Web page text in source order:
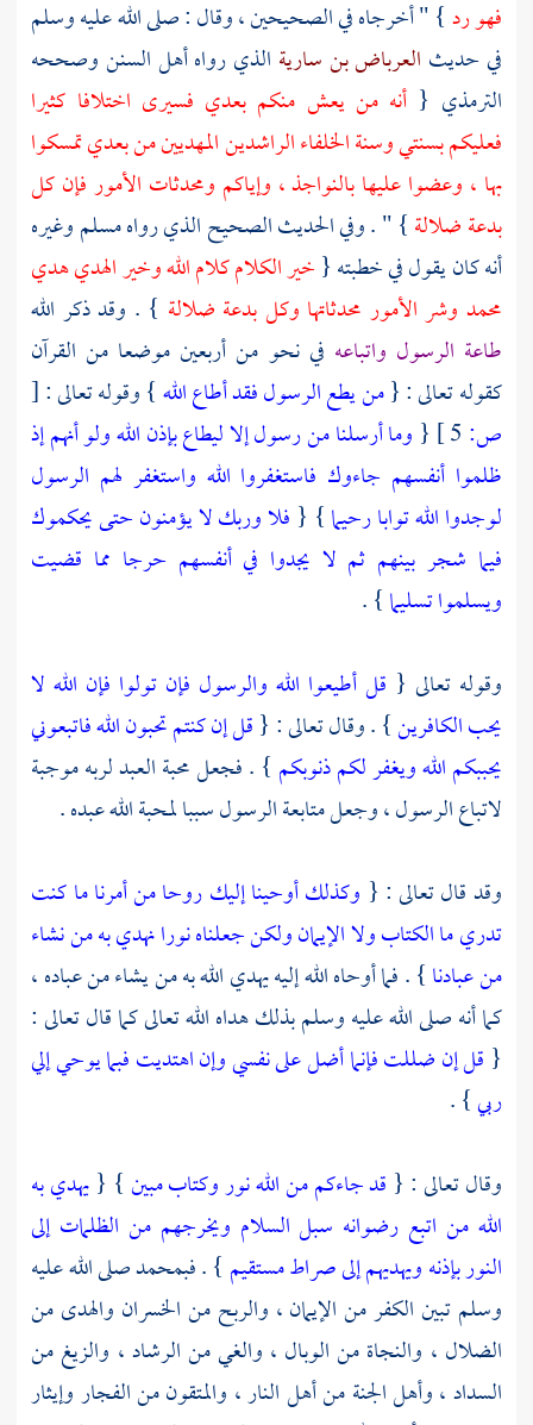
فهو رد} " أخرجاه في الصحيحين ، وقال : صلى الله عليه وسلم
في حديث العرباض بن سارية الذي رواه أهل السنن وصححه
الترمذي { أنه من يعش منكم بعدي فسيرى اختلافا كثيرا
فعليكم بسنتي وسنة الخلفاء الراشدين المهديين من بعدي تمسكوا
بها ، وعضوا عليها بالنواجذ ، وإياكم ومحدثات الأمور فإن كل
بدعة ضلالة} " . وفي الحديث الصحيح الذي رواهمسلموغيره
أنه كان يقول في خطبته {خير الكلام كلام الله وخير الهدي هدي
محمد وشر الأمور محدثاتها وكل بدعة ضلالة } . وقد ذكر الله
طاعة الرسول واتباعه في نحو من أربعين موضعا من القرآن
كقوله تعالى : {من يطع الرسول فقد أطاع الله} وقوله تعالى :[
ص:
{ وما أرسلنا من رسول إلا ليطاع بإذن الله ولو أنهم إذ
ظلموا أنفسهم جاءوك فاستغفروا الله واستغفر لهم الرسول
لوجدوا الله توابا رحيما} { فلا وربك لا يؤمنون حتى يحكموك
فيما شجر بينهم ثم لا يجدوا في أنفسهم حرجا مما قضيت
ويسلموا تسليما} .
وقوله تعالى { قل أطيعوا الله والرسول فإن تولوا فإن الله لا
يحب الكافرين} . وقال تعالى : {قل إن كنتم تحبون الله فاتبعوني
يحببكم الله ويغفر لكم ذنوبكم } . فجعل محبة العبد لربه موجبة
لاتباع الرسول ، وجعل متابعة الرسول سببا لمحبة الله عبده .
وقد قال تعالى : { وكذلك أوحينا إليك روحا من أمرنا ما كنت
تدري ما الكتاب ولا الإيمان ولكن جعلناه نورا نهدي به من نشاء
من عبادنا} . فما أوحاه الله إليه يهدي الله به من يشاء من عباده ،
كما أنه صلى الله عليه وسلم بذلك هداه الله تعالى كما قال تعالى :
{ قل إن ضللت فإنما أضل على نفسي وإن اهتديت فبما يوحي إلي
ربي} .
وقال تعالى : { قد جاءكم من الله نور وكتاب مبين} {يهدي به
الله من اتبع رضوانه سبل السلام ويخرجهم من الظلمات إلى
النور بإذنه ويهديهم إلى صراط مستقيم } .فبمحمدصلى الله عليه
وسلم تبين الكفر من الإيمان ، والربح من الخسران والهدى من
الضلال ، والنجاة من الوبال ، والغي من الرشاد ، والزيغ من
السداد ، وأهل الجنة من أهل النار ، والمتقون من الفجار وإيثار